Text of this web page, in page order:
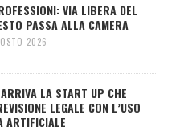
VIA LIBERA DEL
PASSA ALLA CAMERA
2026
LA START UP CHE
LEGALE CON L’USO
ARTIFICIALE